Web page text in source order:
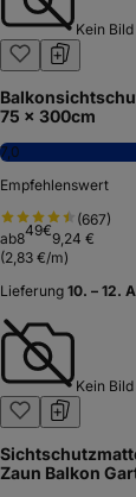
Kein Bild
75 x 300cm
7,0
Empfehlenswert
(667)
ab849€9,24 €
(2,83 €/m)
Lieferung 10. – 12.
Kein Bild
Zaun Balkon